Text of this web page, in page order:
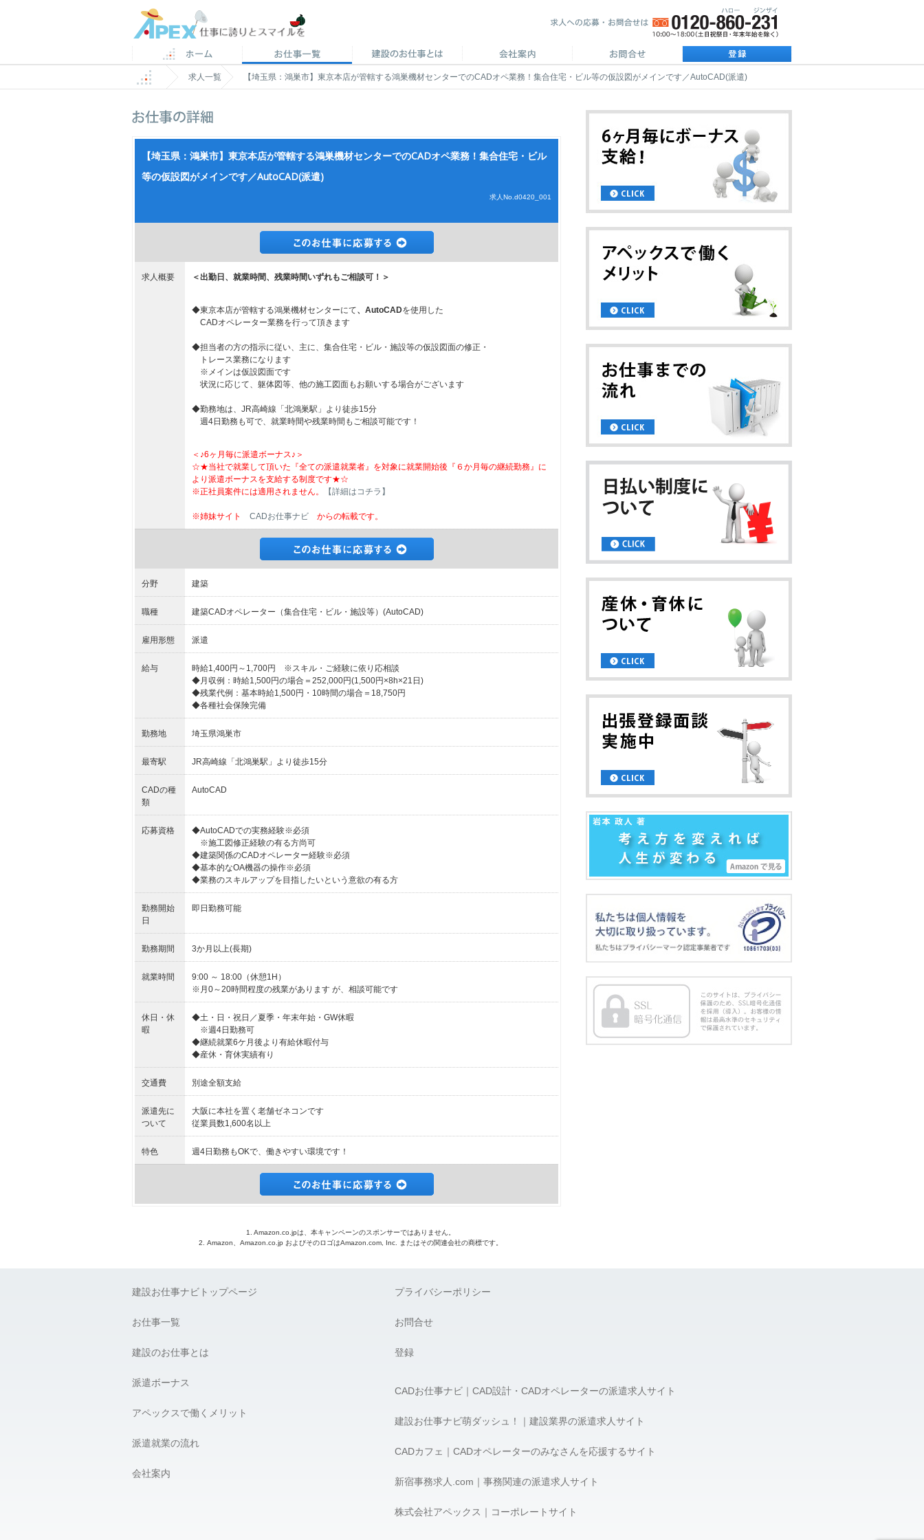
求人一覧 【埼玉県：鴻巣市】東京本店が管轄する鴻巣機材センターでのCADオペ業務！集合住宅・ビル等の仮設図がメインです／AutoCAD(派遣)
【埼玉県：鴻巣市】東京本店が管轄する鴻巣機材センターでのCADオペ業務！集合住宅・ビル
等の仮設図がメインです／AutoCAD(派遣)
求人No.d0420_001
求人概要 ＜出勤日、就業時間、残業時間いずれもご相談可！＞
◆東京本店が管轄する鴻巣機材センターにて、AutoCADを使用した
CADオペレーター業務を行って頂きます
◆担当者の方の指示に従い、主に、集合住宅・ビル・施設等の仮設図面の修正・
トレース業務になります
※メインは仮設図面です
状況に応じて、躯体図等、他の施工図面もお願いする場合がございます
◆勤務地は、JR高崎線「北鴻巣駅」より徒歩15分
週4日勤務も可で、就業時間や残業時間もご相談可能です！
＜♪6ヶ月毎に派遣ボーナス♪＞
☆★当社で就業して頂いた『全ての派遣就業者』を対象に就業開始後『６か月毎の継続勤務』に
より派遣ボーナスを支給する制度です★☆
※正社員案件には適用されません。
【詳細はコチラ】
※姉妹サイト CADお仕事ナビ からの転載です。
分野 建築
職種 建築CADオペレーター（集合住宅・ビル・施設等）(AutoCAD)
雇用形態 派遣
給与
時給1,400円～1,700円 ※スキル・ご経験に依り応相談
◆月収例：時給1,500円の場合＝252,000円(1,500円×8h×21日)
◆残業代例：基本時給1,500円・10時間の場合＝18,750円
◆各種社会保険完備
勤務地 埼玉県鴻巣市
最寄駅 JR高崎線「北鴻巣駅」より徒歩15分
CADの種
類
AutoCAD
応募資格
◆AutoCADでの実務経験※必須
※施工図修正経験の有る方尚可
◆建築関係のCADオペレーター経験※必須
◆基本的なOA機器の操作※必須
◆業務のスキルアップを目指したいという意欲の有る方
勤務開始
日
即日勤務可能
勤務期間 3か月以上(長期)
就業時間
9:00 ～ 18:00（休憩1H）
※月0～20時間程度の残業があります が、相談可能です
休日・休
暇
◆土・日・祝日／夏季・年末年始・GW休暇
※週4日勤務可
◆継続就業6ケ月後より有給休暇付与
◆産休・育休実績有り
交通費 別途全額支給
派遣先に
ついて
大阪に本社を置く老舗ゼネコンです
従業員数1,600名以上
特色 週4日勤務もOKで、働きやすい環境です！
1. Amazon.co.jpは、本キャンペーンのスポンサーではありません。
2. Amazon、Amazon.co.jp およびそのロゴはAmazon.com, Inc. またはその関連会社の商標です。
建設お仕事ナビトップページ
お仕事一覧
建設のお仕事とは
派遣ボーナス
アペックスで働くメリット
派遣就業の流れ
会社案内
プライバシーポリシー
お問合せ
登録
CADお仕事ナビ｜CAD設計・CADオペレーターの派遣求人サイト
建設お仕事ナビ萌ダッシュ！｜建設業界の派遣求人サイト
CADカフェ｜CADオペレーターのみなさんを応援するサイト
新宿事務求人.com｜事務関連の派遣求人サイト
株式会社アペックス｜コーポレートサイト